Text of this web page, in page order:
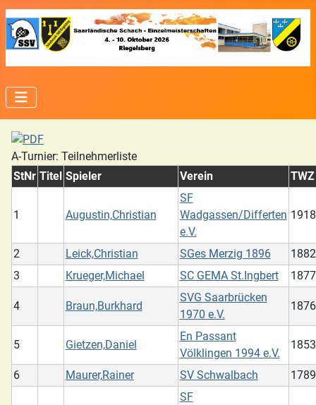
A-Turnier: Teilnehmerliste
StNr Titel Spieler Verein TWZ
1 Augustin,Christian
SF
Wadgassen/Differten
e.V.
1918
2 Leick,Christian SGes Merzig 1896
1882
3
Krueger,Michael SC GEMA St.Ingbert 1877
4 Braun,Burkhard
SVG Saarbrücken
1970 e.V.
1876
5 Gietzen,Daniel
En Passant
Völklingen 1994 e.V.
1853
6 Maurer,Rainer SV Schwalbach 1789
SF